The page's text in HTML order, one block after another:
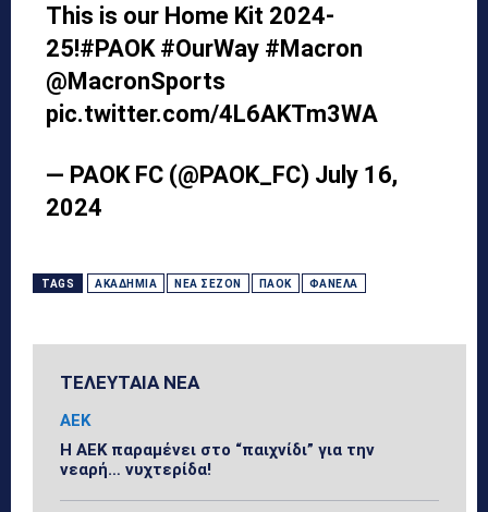
This is our Home Kit 2024-
25!#PAOK #OurWay #Macron
@MacronSports
pic.twitter.com/4L6AKTm3WA
— PAOK FC (@PAOK_FC) July 16,
2024
TAGS ΑΚΑΔΗΜΊΑ ΝΈΑ ΣΕΖΌΝ ΠΑΟΚ ΦΑΝΈΛΑ
ΤΕΛΕΥΤΑΙΑ ΝΕΑ
ΑΕΚ
Η ΑΕΚ παραμένει στο “παιχνίδι” για την
νεαρή… νυχτερίδα!